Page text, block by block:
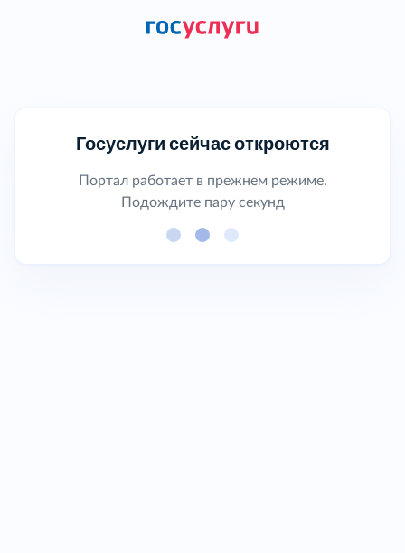
Госуслуги сейчас откроются
Портал работает в прежнем режиме.
Подождите пару секунд